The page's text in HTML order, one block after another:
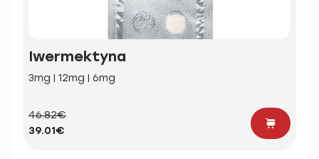
Iwermektyna
3mg | 12mg | 6mg
46.82€
39.01€